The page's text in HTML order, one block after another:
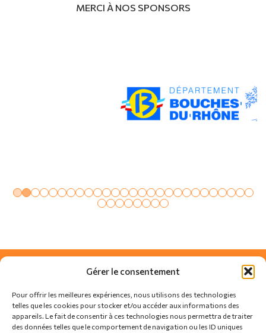
Gérer le consentement
Pour offrir les meilleures expériences, nous utilisons des technologies
telles que les cookies pour stocker et/ou accéder aux informations des
appareils. Le fait de consentir à ces technologies nous permettra de traiter
des données telles que le comportement de navigation ou les ID uniques
MERCI À NOS SPONSORS